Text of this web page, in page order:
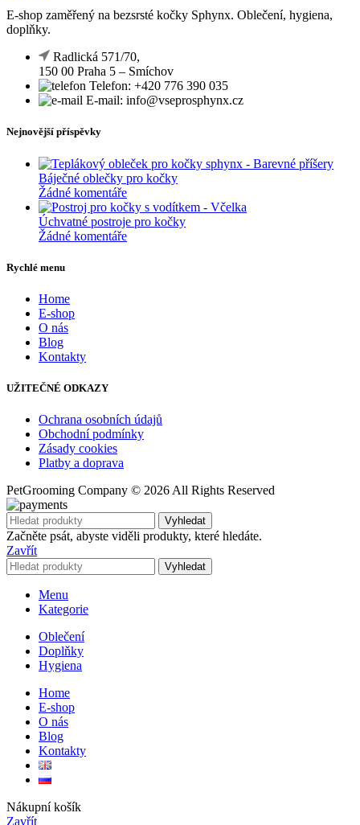
E-shop zaměřený na bezsrsté kočky Sphynx. Oblečení, hygiena,
doplňky.
Radlická 571/70,
150 00 Praha 5 – Smíchov
Telefon: +420 776 390 035
E-mail: info@vseprosphynx.cz
Nejnovější příspěvky
Báječné oblečky pro kočky
Žádné komentáře
Úchvatné postroje pro kočky
Žádné komentáře
Rychlé menu
Home
E-shop
O nás
Blog
Kontakty
UŽITEČNÉ ODKAZY
Ochrana osobních údajů
Obchodní podmínky
Zásady cookies
Platby a doprava
PetGrooming Company © 2026 All Rights Reserved
Vyhledat
Začněte psát, abyste viděli produkty, které hledáte.
Zavřít
Vyhledat
Menu
Kategorie
Oblečení
Doplňky
Hygiena
Home
E-shop
O nás
Blog
Kontakty
Nákupní košík
Zavřít